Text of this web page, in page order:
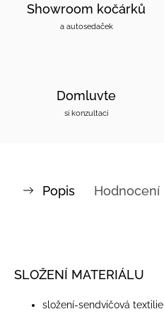
Showroom kočárků
a autosedaček
Domluvte
si konzultaci
Popis Hodnocení
SLOŽENÍ MATERIÁLU
​složení-sendvičová textilie